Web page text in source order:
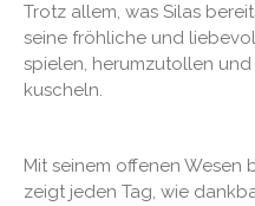
Trotz allem, was Silas
seine fröhliche und
spielen, herumzutollen
kuscheln.
Mit seinem offenen Wesen
zeigt jeden Tag, wie